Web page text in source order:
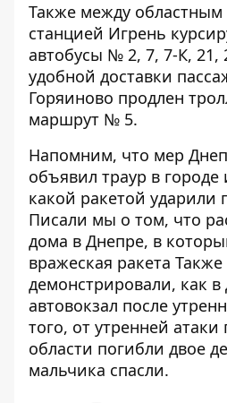
Также между
станцией Игрень
автобусы № 2, 7, 7-К, 21,
удобной доставки
Горяиново продлен
маршрут № 5.
Напомним, что мер
объявил траур в городе
какой ракетой ударили
Писали мы о том, что
дома в Днепре, в
вражеская ракета
демонстрировали, как
автовокзал после
того, от утренней
области погибли двое
мальчика спасли.